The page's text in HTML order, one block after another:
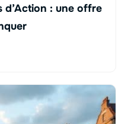
d’Action : une offre